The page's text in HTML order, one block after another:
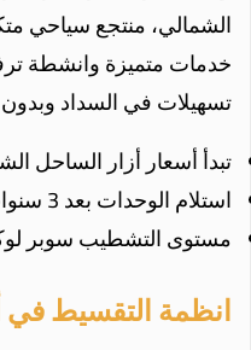
الشمالي، منتجع سياحي
خدمات متميزة وانشطة
تسهيلات في السداد
تبدأ أسعار أزار الساحل الشمالي من
استلام الوحدات بعد 3 سنوات.
مستوى التشطيب سوبر
انظمة التقسيط في